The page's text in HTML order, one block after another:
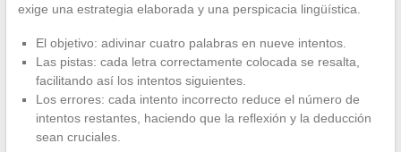
exige una estrategia elaborada y una perspicacia lingüística.
El objetivo: adivinar cuatro palabras en nueve intentos.
Las pistas: cada letra correctamente colocada se resalta,
facilitando así los intentos siguientes.
Los errores: cada intento incorrecto reduce el número de
intentos restantes, haciendo que la reflexión y la deducción
sean cruciales.